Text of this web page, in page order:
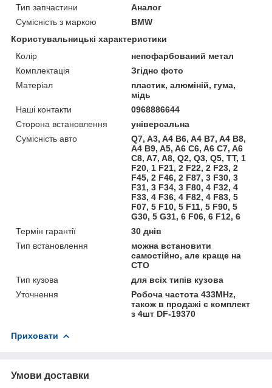
Тип запчастини
Аналог
Сумісність з маркою
BMW
Користувальницькі характеристики
Колір
непофарбований метал
Комплектація
Згідно фото
Матеріал
пластик, алюміній, гума,
мідь
Наші контакти
0968886644
Сторона встановлення
універсальна
Сумісність авто
Q7, A3, A4 B6, A4 B7, A4 B8,
A4 B9, A5, A6 C6, A6 C7, A6
C8, A7, A8, Q2, Q3, Q5, TT, 1
F20, 1 F21, 2 F22, 2 F23, 2
F45, 2 F46, 2 F87, 3 F30, 3
F31, 3 F34, 3 F80, 4 F32, 4
F33, 4 F36, 4 F82, 4 F83, 5
F07, 5 F10, 5 F11, 5 F90, 5
G30, 5 G31, 6 F06, 6 F12, 6
Термін гарантії
30 днів
Тип встановлення
можна встановити
самостійно, але краще на
СТО
Тип кузова
для всіх типів кузова
Уточнення
Робоча частота 433MHz,
також в продажі є комплект
з 4шт DF-19370
Приховати
Умови доставки